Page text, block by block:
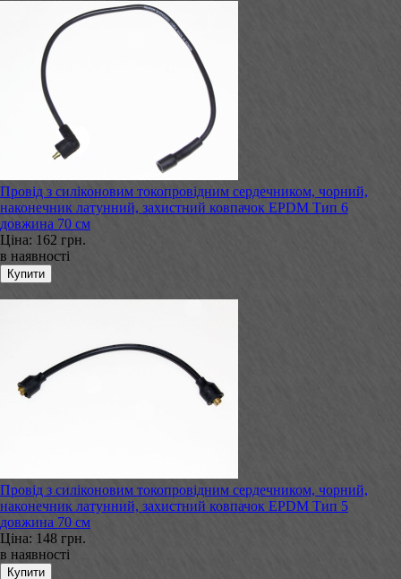
Провід з силіконовим токопровідним сердечником, чорний,
наконечник латунний, захистний ковпачок EPDM Тип 6
довжина 70 см
Ціна: 162 грн.
в наявності
Провід з силіконовим токопровідним сердечником, чорний,
наконечник латунний, захистний ковпачок EPDM Тип 5
довжина 70 см
Ціна: 148 грн.
в наявності